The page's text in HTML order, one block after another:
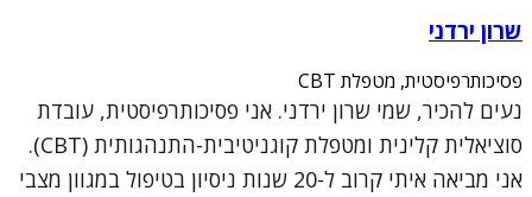
שרון ירדני
פסיכותרפיסטית, מטפלת CBT
נעים להכיר, שמי שרון ירדני. אני פסיכותרפיסטית, עובדת
סוציאלית קלינית ומטפלת קוגניטיבית-התנהגותית (CBT).
אני מביאה איתי קרוב ל-20 שנות ניסיון בטיפול במגוון מצבי